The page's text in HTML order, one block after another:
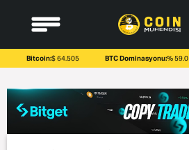
content
Bitcoin:$ 64.505 BTC Dominasyonu:% 59.0